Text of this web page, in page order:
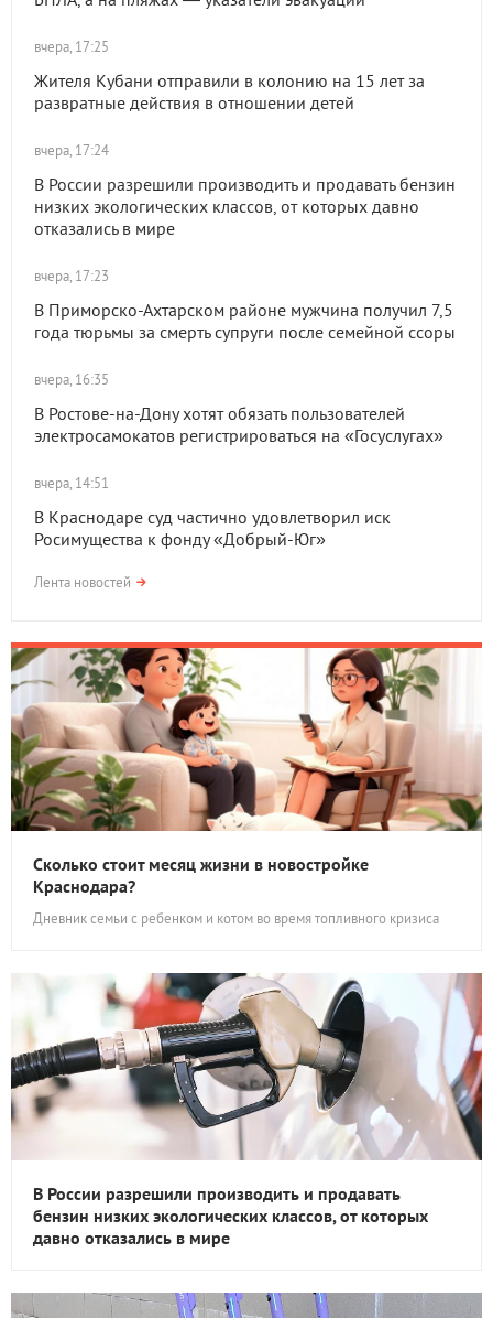
вчера, 17:25
Жителя Кубани отправили в колонию на 15 лет за
развратные действия в отношении детей
вчера, 17:24
В России разрешили производить и продавать бензин
низких экологических классов, от которых давно
отказались в мире
вчера, 17:23
В Приморско-Ахтарском районе мужчина получил 7,5
года тюрьмы за смерть супруги после семейной ссоры
вчера, 16:35
В Ростове-на-Дону хотят обязать пользователей
электросамокатов регистрироваться на «Госуслугах»
вчера, 14:51
В Краснодаре суд частично удовлетворил иск
Росимущества к фонду «Добрый-Юг»
Лента новостей
Сколько стоит месяц жизни в новостройке
Краснодара?
Дневник семьи с ребенком и котом во время топливного кризиса
В России разрешили производить и продавать
бензин низких экологических классов, от которых
давно отказались в мире